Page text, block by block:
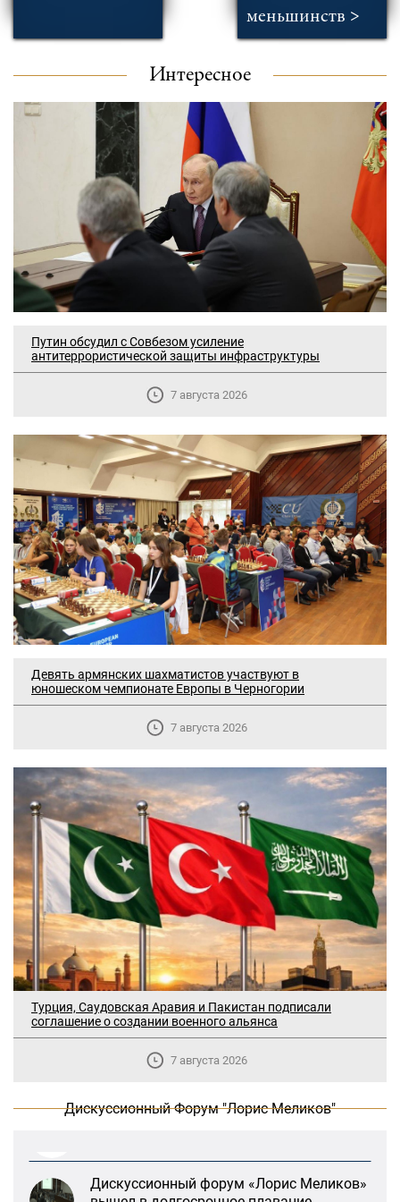
меньшинств >
Интересное
Путин обсудил с Совбезом усиление
антитеррористической защиты инфраструктуры
7 августа 2026
Девять армянских шахматистов участвуют в
юношеском чемпионате Европы в Черногории
7 августа 2026
Турция, Саудовская Аравия и Пакистан подписали
соглашение о создании военного альянса
7 августа 2026
Дискуссионный Форум "Лорис Меликов"
В Москве прошло заседание
дискуссионного форума «Лорис
Меликов» на тему: «ООН и
предотвращение геноцидов»
«Лорис Меликов» начинает свою
деятельность
Дискуссионный форум «Лорис Меликов»
вышел в долгосрочное плавание